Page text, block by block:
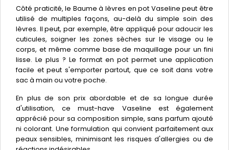
Côté praticité, le Baume à lèvres en pot Vaseline peut être
utilisé de multiples façons, au-delà du simple soin des
lèvres. Il peut, par exemple, être appliqué pour adoucir les
cuticules, soigner les zones sèches sur le visage ou le
corps, et même comme base de maquillage pour un fini
lisse. Le plus ? Le format en pot permet une application
facile et peut s'emporter partout, que ce soit dans votre
sac à main ou votre poche.
En plus de son prix abordable et de sa longue durée
d'utilisation, ce must-have Vaseline est également
apprécié pour sa composition simple, sans parfum ajouté
ni colorant. Une formulation qui convient parfaitement aux
peaux sensibles, minimisant les risques d'allergies ou de